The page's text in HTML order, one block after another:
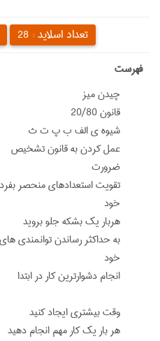
تعداد اسلاید : 28
‌فهرست
چیدن میز
قانون 20/80
شیوه ی الف ب پ ت ث
عمل کردن به قانون تشخیص
ضرورت
تقویت استعدادهای منحصر بفرد
خود
هربار یک بشکه جلو بروید
به حداکثر رساندن توانمندی های
خود
انجام دشوارترین کار در ابتدا
وقت بیشتری ایجاد کنید
هر بار یک کار مهم انجام دهید